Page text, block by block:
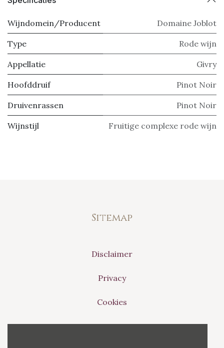
Wijndomein/Producent Domaine Joblot
Type Rode wijn
Appellatie Givry
Hoofddruif Pinot Noir
Druivenrassen Pinot Noir
Wijnstijl Fruitige complexe rode wijn
Sitemap
Disclaimer
Privacy
Cookies